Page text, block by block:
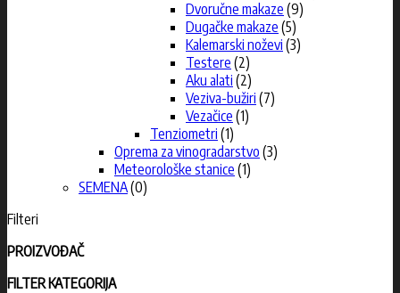
Dvoručne makaze (9)
Dugačke makaze (5)
Kalemarski noževi (3)
Testere (2)
Aku alati (2)
Veziva-bužiri (7)
Vezačice (1)
Tenziometri (1)
Oprema za vinogradarstvo (3)
Meteorološke stanice (1)
SEMENA(0)
Filteri
PROIZVOĐAČ
FILTER KATEGORIJA